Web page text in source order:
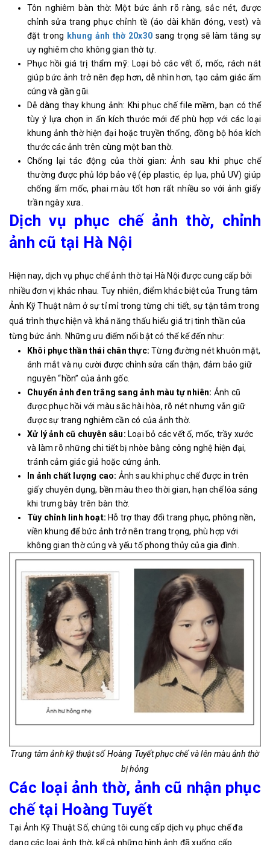
Tôn nghiêm bàn thờ: Một bức ảnh rõ ràng, sắc nét, được
chỉnh sửa trang phục chỉnh tề (áo dài khăn đóng, vest) và
đặt trong khung ảnh thờ 20x30 sang trọng sẽ làm tăng sự
uy nghiêm cho không gian thờ tự.
Phục hồi giá trị thẩm mỹ: Loại bỏ các vết ố, mốc, rách nát
giúp bức ảnh trở nên đẹp hơn, dễ nhìn hơn, tạo cảm giác ấm
cúng và gần gũi.
Dễ dàng thay khung ảnh: Khi phục chế file mềm, bạn có thể
tùy ý lựa chọn in ấn kích thước mới để phù hợp với các loại
khung ảnh thờ hiện đại hoặc truyền thống, đồng bộ hóa kích
thước các ảnh trên cùng một ban thờ.
Chống lại tác động của thời gian: Ảnh sau khi phục chế
thường được phủ lớp bảo vệ (ép plastic, ép lụa, phủ UV) giúp
chống ẩm mốc, phai màu tốt hơn rất nhiều so với ảnh giấy
trần ngày xưa.
Dịch vụ phục chế ảnh thờ, chỉnh
ảnh cũ tại Hà Nội
Hiện nay, dịch vụ phục chế ảnh thờ tại Hà Nội được cung cấp bởi
nhiều đơn vị khác nhau. Tuy nhiên, điểm khác biệt của Trung tâm
Ảnh Kỹ Thuật nằm ở sự tỉ mỉ trong từng chi tiết, sự tận tâm trong
quá trình thực hiện và khả năng thấu hiểu giá trị tinh thần của
từng bức ảnh. Những ưu điểm nổi bật có thể kể đến như:
Khôi phục thần thái chân thực:Từng đường nét khuôn mặt,
ánh mắt và nụ cười được chỉnh sửa cẩn thận, đảm bảo giữ
nguyên “hồn” của ảnh gốc.
Chuyển ảnh đen trắng sang ảnh màu tự nhiên: Ảnh cũ
được phục hồi với màu sắc hài hòa, rõ nét nhưng vẫn giữ
được sự trang nghiêm cần có của ảnh thờ.
Xử lý ảnh cũ chuyên sâu: Loại bỏ các vết ố, mốc, trầy xước
và làm rõ những chi tiết bị nhòe bằng công nghệ hiện đại,
tránh cảm giác giả hoặc cứng ảnh.
In ảnh chất lượng cao: Ảnh sau khi phục chế được in trên
giấy chuyên dụng, bền màu theo thời gian, hạn chế lóa sáng
khi trưng bày trên bàn thờ.
Tùy chỉnh linh hoạt: Hỗ trợ thay đổi trang phục, phông nền,
viền khung để bức ảnh trở nên trang trọng, phù hợp với
không gian thờ cúng và yếu tố phong thủy của gia đình.
Trung tâm ảnh kỹ thuật số Hoàng Tuyết phục chế và lên màu ảnh thờ
bị hỏng
Các loại ảnh thờ, ảnh cũ nhận phục
chế tại Hoàng Tuyết
Tại Ảnh Kỹ Thuật Số, chúng tôi cung cấp dịch vụ phục chế đa
dạng các loại ảnh thờ, kể cả những hình ảnh đã xuống cấp